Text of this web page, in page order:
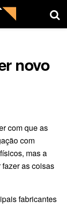
novo
com que as
com
mas a
as coisas
fabricantes